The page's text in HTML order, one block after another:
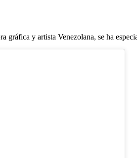
gráfica y artista Venezolana, se ha